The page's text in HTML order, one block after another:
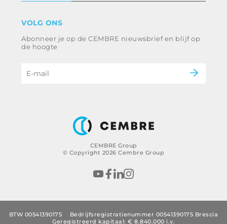
CEMBRE Group
© Copyright 2026 Cembre Group
Klokkenluiden
Ethische code en anticorruptiebeleid
Energie en nutsvoorzieningen
B2B Disclaimer
VOLG ONS
Abonneer je op de CEMBRE nieuwsbrief en blijf op
de hoogte
BTW 00541390175
Bedrijfsregistratienummer 00541390175 Brescia
Geregistreerd kapitaal: € 8.840.000 i.v.